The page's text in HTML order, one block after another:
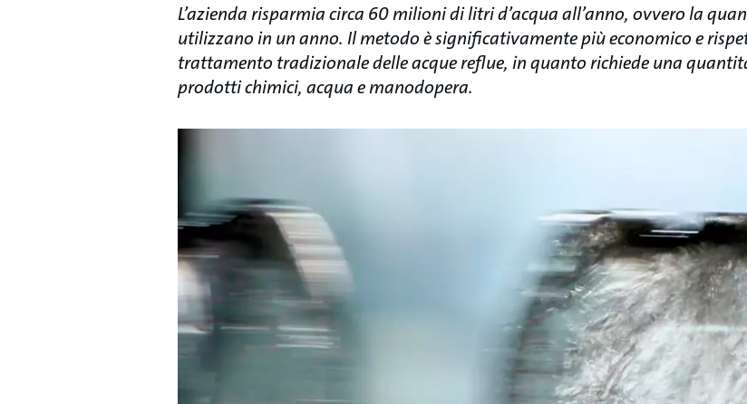
L’azienda risparmia circa 60 milioni di litri d’acqua all’anno, ovvero la
utilizzano in un anno. Il metodo è significativamente più economico e
trattamento tradizionale delle acque reflue, in quanto richiede una
prodotti chimici, acqua e manodopera.